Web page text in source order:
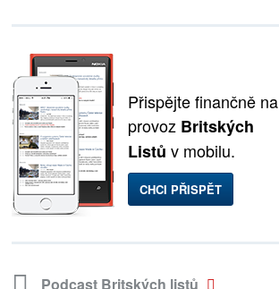
Přispějte finančně na
provoz Britských
Listů v mobilu.
CHCI PŘISPĚT
Podcast Britských listů